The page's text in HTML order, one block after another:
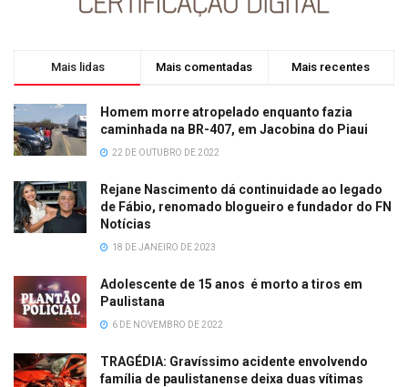
Mais lidas Mais comentadas Mais recentes
Homem morre atropelado enquanto fazia
caminhada na BR-407, em Jacobina do Piaui
22 DE OUTUBRO DE 2022
Rejane Nascimento dá continuidade ao legado
de Fábio, renomado blogueiro e fundador do FN
Notícias
18 DE JANEIRO DE 2023
Adolescente de 15 anos é morto a tiros em
Paulistana
6 DE NOVEMBRO DE 2022
TRAGÉDIA: Gravíssimo acidente envolvendo
família de paulistanense deixa duas vítimas